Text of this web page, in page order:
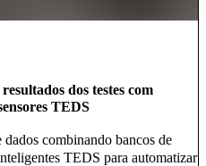
dos testes com
TEDS
combinando bancos de
TEDS para automatizar